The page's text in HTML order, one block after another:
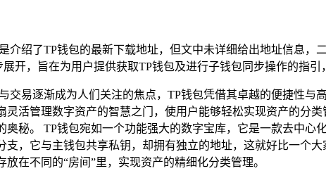
介绍了TP钱包的最新下载地址，但文中未详细给出地址信息，
开，旨在为用户提供获取TP钱包及进行子钱包同步操作的指引
交易逐渐成为人们关注的焦点，TP钱包凭借其卓越的便捷性
活管理数字资产的智慧之门，使用户能够轻松实现资产的分
秘。 TP钱包宛如一个功能强大的数字宝库，它是一款去中
，它与主钱包共享私钥，却拥有独立的地址，这就好比一个
在不同的“房间”里，实现资产的精细化分类管理。